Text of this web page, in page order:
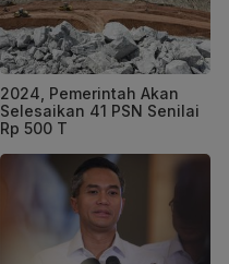
2024, Pemerintah Akan
Selesaikan 41 PSN Senilai
Rp 500 T